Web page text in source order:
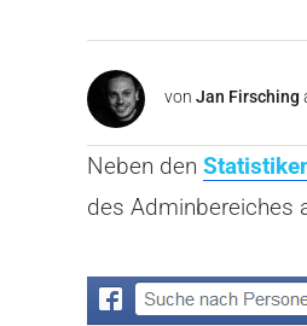
von Jan Firsching
Neben den
des Adminbereiches